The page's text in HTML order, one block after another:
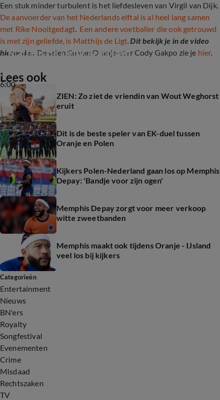
Een stuk minder turbulent is het liefdesleven van Virgil van Dijk.
De aanvoerder van het Nederlands elftal is al heel lang samen
met Rike Nooitgedagt. Een andere voetballer die ook getrouwd
is met zijn geliefde, is Matthijs de Ligt.Dit bekijk je in de video
hieronder. De vriendin van Oranje-ster Cody Gakpo zie je hier.
6:00
Matthijs de Ligt is getrouwd
Lees ook
ZIEN: Zo ziet de vriendin van Wout Weghorst
eruit
Dit is de beste speler van EK-duel tussen
Oranje en Polen
Kijkers Polen-Nederland gaan los op Memphis
Depay: 'Bandje voor zijn ogen'
Memphis Depay zorgt voor meer verkoop
witte zweetbanden
Memphis maakt ook tijdens Oranje - IJsland
veel los bij kijkers
Categorieën
Entertainment
Nieuws
BN'ers
Royalty
Songfestival
Evenementen
Crime
Misdaad
Rechtszaken
TV